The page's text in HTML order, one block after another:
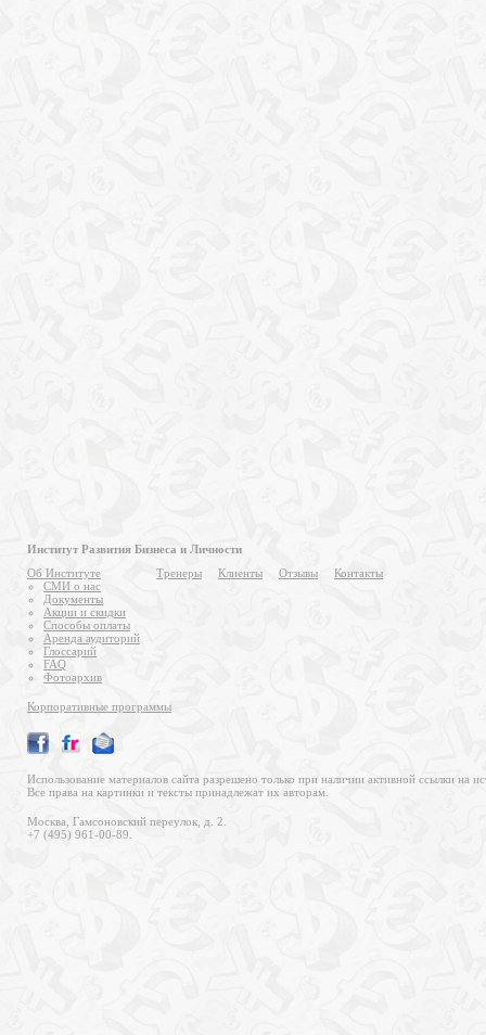
Институт Развития Бизнеса и Личности
Об Институте
СМИ о нас
Документы
Акции и скидки
Способы оплаты
Аренда аудиторий
Глоссарий
FAQ
Фотоархив
Тренеры Клиенты Отзывы Контакты
Корпоративные программы
Использование материалов сайта разрешено только при наличии активной ссылки на
Все права на картинки и тексты принадлежат их авторам.
Москва, Гамсоновский переулок, д. 2.
+7 (495) 961-00-89.